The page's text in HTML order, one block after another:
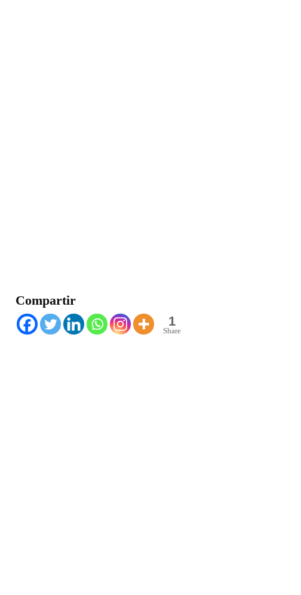
Compartir
1
Share